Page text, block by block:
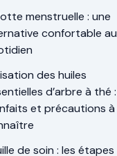
menstruelle : une
confortable au
des huiles
d’arbre à thé :
et précautions à
de soin : les étapes